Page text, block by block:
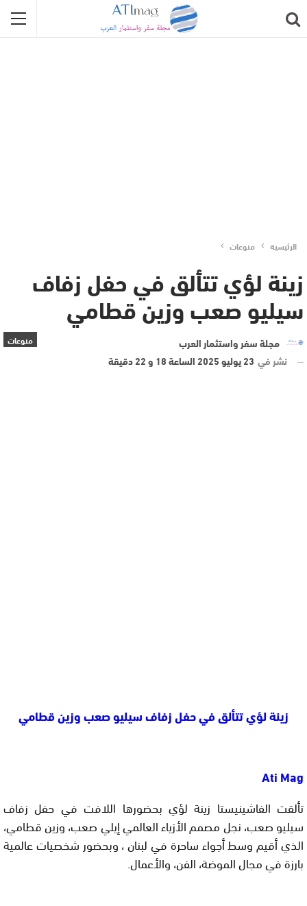
الرئيسية منوعات
زينة لؤي تتألق في حفل زفاف
سيليو صعب وزين قطامي
منوعات
مجلة سفر واستثمار العرب
نشر في 23 يوليو 2025 الساعة 18 و 22 دقيقة
زينة لؤي تتألق في حفل زفاف سيليو صعب وزين قطامي
Ati Mag
تألقت الفاشينيستا زينة لؤي بحضورها اللافت في حفل زفاف
سيليو صعب، نجل مصمم الأزياء العالمي إيلي صعب، وزين قطامي،
الذي أقيم وسط أجواء ساحرة في لبنان ، وبحضور شخصيات عالمية
بارزة في مجال الموضة، الفن، والأعمال.